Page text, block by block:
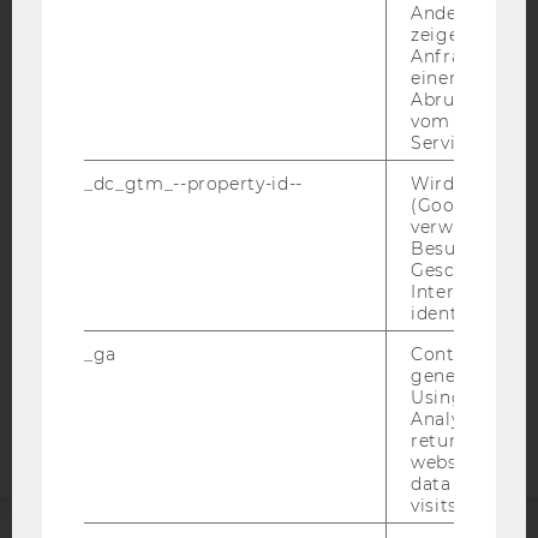
BARRIEREFREIHEITSERKLÄRUNG WEBSEITE
DATENSCHUTZERKLÄRUNG
DATENSCHUTZERKLÄRUNG SOCIAL MEDIA
STUDIENBEWERBER*INNEN UND STUDIERENDE
Barrierefreiheitserklärung
Andere
zeigen Opt-
Anfrage im
einen Fehler
Abrufen
vom AMP
Service an.
_dc_gtm_--property-id--
Wird von
(Google Tag
verwendet,
Besucher
Geschlecht
Interessen zu
identifizieren.
_ga
Contains a
generated
Using this
Analytics can
returning
website and
data from
visits.